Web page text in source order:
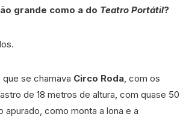
grande como a do Teatro Portátil?
se chamava Circo Roda, com os
de 18 metros de altura, com quase 50
como monta a lona e a